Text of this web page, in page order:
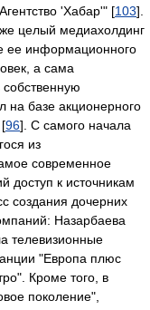
'Хабар'" [103].
целый медиахолдинг
ее информационного
а сама
собственную
на базе акционерного
96]. С самого начала
из
современное
доступ к источникам
создания дочерних
Назарбаева
телевизионные
"Европа плюс
Кроме того, в
поколение",